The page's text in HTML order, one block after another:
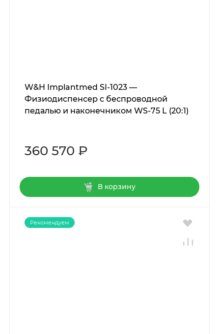
W&H Implantmed SI-1023 —
Физиодиспенсер с беспроводной
педалью и наконечником WS-75 L (20:1)
360 570 ₽
В корзину
Рекомендуем